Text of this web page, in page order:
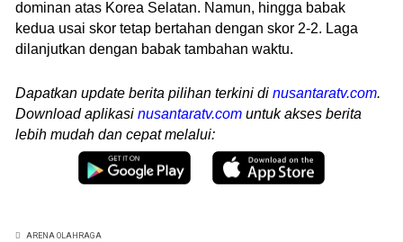
dominan atas Korea Selatan. Namun, hingga babak
kedua usai skor tetap bertahan dengan skor 2-2. Laga
dilanjutkan dengan babak tambahan waktu.
Dapatkan update berita pilihan terkini di nusantaratv.com.
Download aplikasi nusantaratv.com untuk akses berita
lebih mudah dan cepat melalui:
ARENA OLAHRAGA